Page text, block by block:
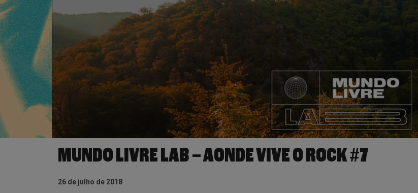
MUNDO LIVRE LAB – AONDE VIVE O ROCK #7
26 de julho de 2018